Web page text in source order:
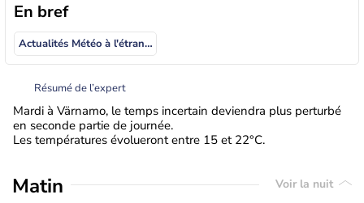
En bref
Actualités Météo à l'étranger
Résumé de l’expert
Mardi à Värnamo, le temps incertain deviendra plus perturbé
en seconde partie de journée.
Les températures évolueront entre 15 et 22°C.
Matin Voir la nuit